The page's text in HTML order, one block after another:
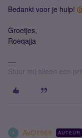
Bedankt voor je hulp!
Groetjes,
Roeqajja
Stuur mij alleen een
A AvO1969 AUTEUR